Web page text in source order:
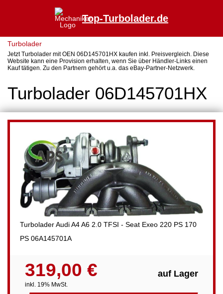
Top-Turbolader.de
Turbolader
Jetzt Turbolader mit OEN 06D145701HX kaufen inkl. Preisvergleich. Diese
Website kann eine Provision erhalten, wenn Sie über Händler-Links einen
Kauf tätigen. Zu den Partnern gehört u.a. das eBay-Partner-Netzwerk.
Turbolader 06D145701HX
Turbolader Audi A4 A6 2.0 TFSI - Seat Exeo 220 PS 170
PS 06A145701A
319,00 €
inkl. 19% MwSt.
auf Lager